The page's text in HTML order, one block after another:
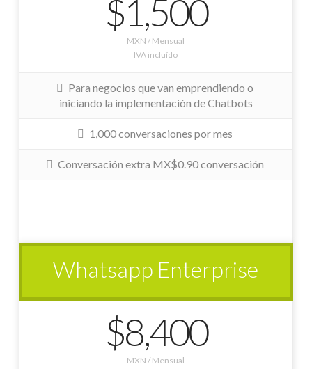
$1,500
MXN / Mensual
IVA incluído
Para negocios que van emprendiendo o
iniciando la implementación de Chatbots
1,000 conversaciones por mes
Conversación extra MX$0.90 conversación
Whatsapp Enterprise
$8,400
MXN / Mensual